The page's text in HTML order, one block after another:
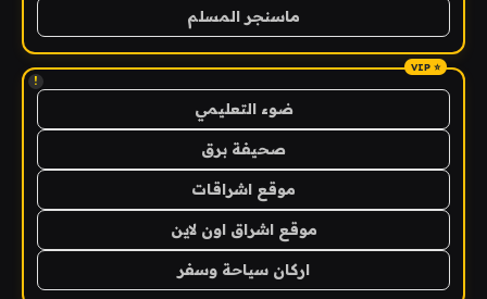
ماسنجر المسلم
!
ضوء التعليمي
صحيفة برق
موقع اشراقات
موقع اشراق اون لاين
اركان سياحة وسفر